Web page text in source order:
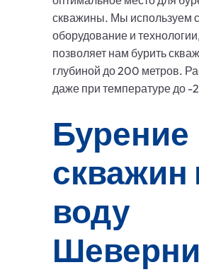
скважины. Мы используем
оборудование и
позволяет нам бурить
глубиной до 200 метров.
даже при температуре до -
Бурение
скважин
воду